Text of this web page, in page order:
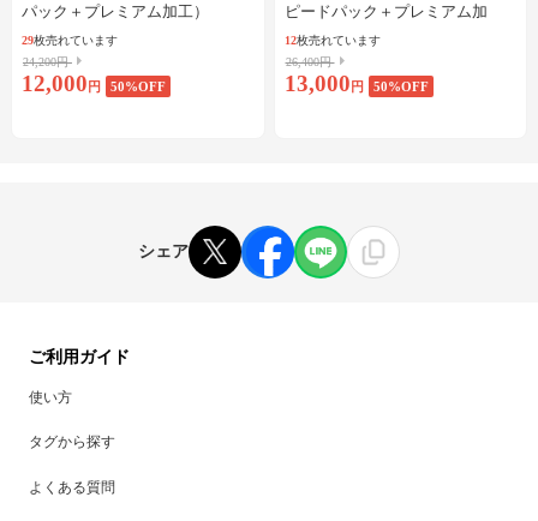
パック＋プレミアム加工）
29枚売れています
24,200円
12,000 円 50%OFF
ピードパック＋プレミアム加
工）
12枚売れています
26,400円
13,000 円 50%OFF
シェア
ご利用ガイド
使い方
タグから探す
よくある質問